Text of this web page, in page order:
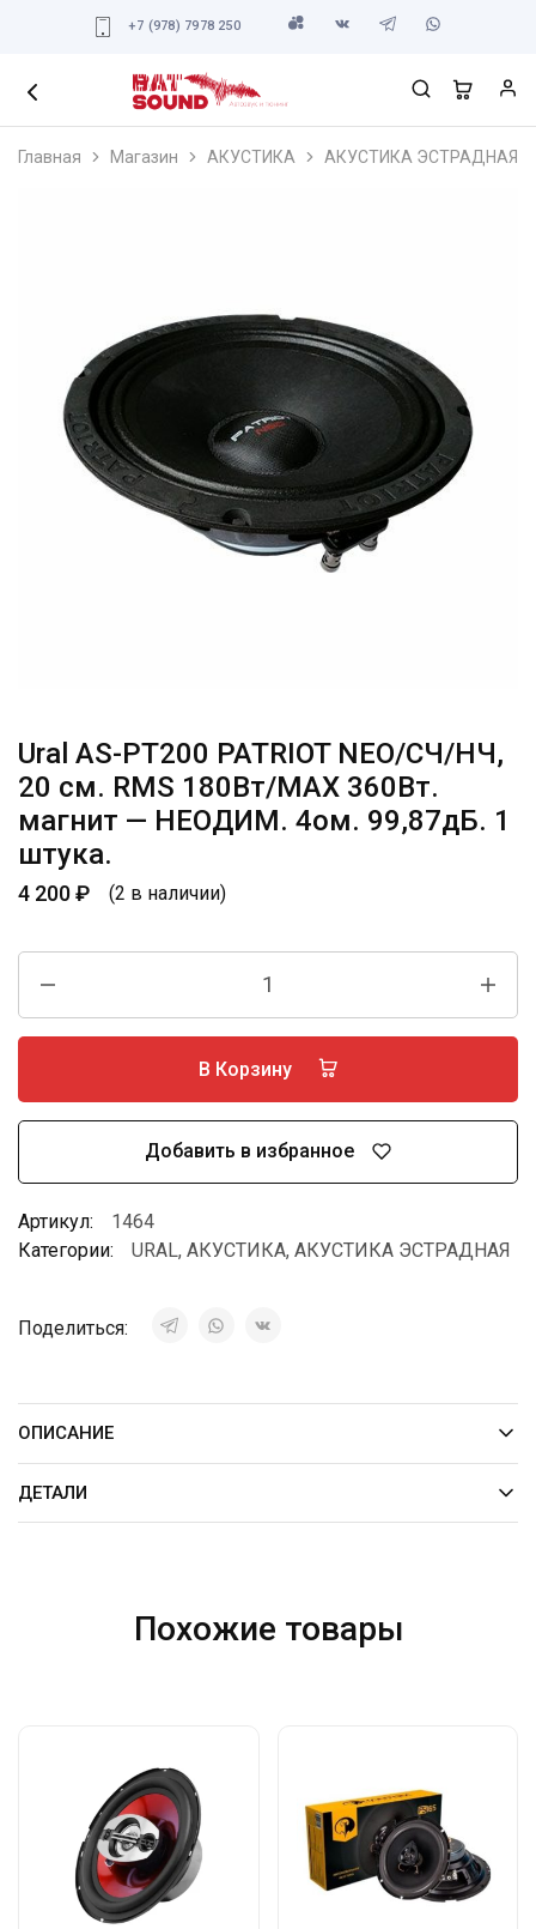
+7 (978) 7978 250
Главная Магазин АКУСТИКА АКУСТИКА ЭСТРАДНАЯ
Ural AS-PT200 PATRIOT NEO/СЧ/НЧ,
20 см. RMS 180Вт/МАХ 360Вт.
магнит — НЕОДИМ. 4ом. 99,87дБ. 1
штука.
4 200₽ (2 в наличии)
В Корзину
Добавить в избранное
Артикул:
1464
Категории:
URAL, АКУСТИКА, АКУСТИКА ЭСТРАДНАЯ
Поделиться:
ОПИСАНИЕ
ДЕТАЛИ
Похожие товары